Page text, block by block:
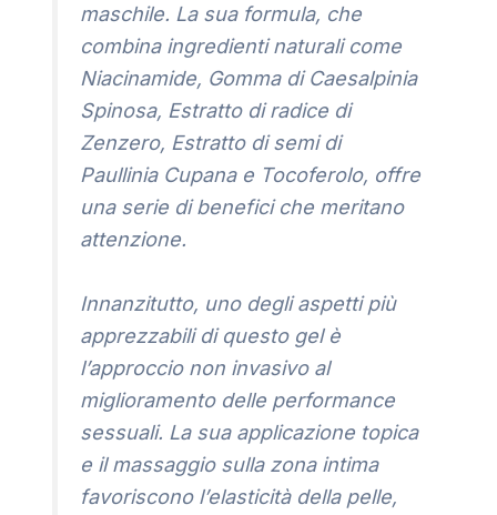
maschile. La sua formula, che
combina ingredienti naturali come
Niacinamide, Gomma di Caesalpinia
Spinosa, Estratto di radice di
Zenzero, Estratto di semi di
Paullinia Cupana e Tocoferolo, offre
una serie di benefici che meritano
attenzione.
Innanzitutto, uno degli aspetti più
apprezzabili di questo gel è
l’approccio non invasivo al
miglioramento delle performance
sessuali. La sua applicazione topica
e il massaggio sulla zona intima
favoriscono l’elasticità della pelle,